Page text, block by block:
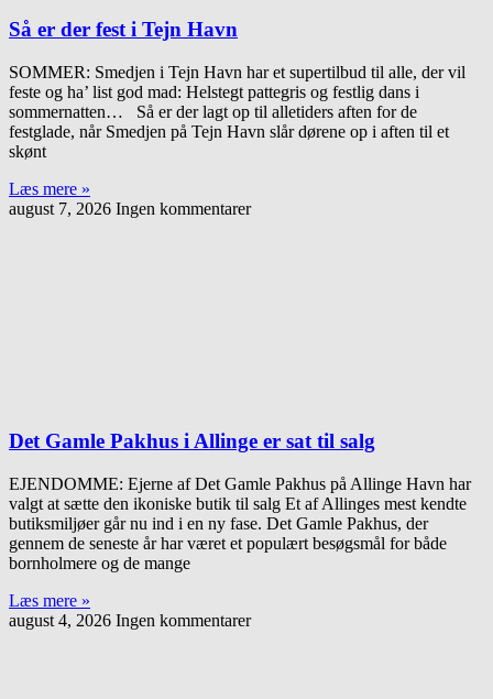
Så er der fest i Tejn Havn
SOMMER: Smedjen i Tejn Havn har et supertilbud til alle, der vil
feste og ha’ list god mad: Helstegt pattegris og festlig dans i
sommernatten… Så er der lagt op til alletiders aften for de
festglade, når Smedjen på Tejn Havn slår dørene op i aften til et
skønt
Læs mere »
august 7, 2026 Ingen kommentarer
Det Gamle Pakhus i Allinge er sat til salg
EJENDOMME: Ejerne af Det Gamle Pakhus på Allinge Havn har
valgt at sætte den ikoniske butik til salg Et af Allinges mest kendte
butiksmiljøer går nu ind i en ny fase. Det Gamle Pakhus, der
gennem de seneste år har været et populært besøgsmål for både
bornholmere og de mange
Læs mere »
august 4, 2026 Ingen kommentarer